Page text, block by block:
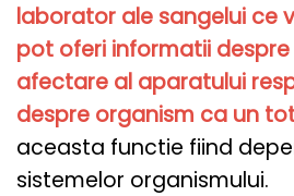
laborator ale sangelui ce
pot oferi informatii
afectare al aparatului
despre organism ca un
aceasta functie fiind
sistemelor organismului.